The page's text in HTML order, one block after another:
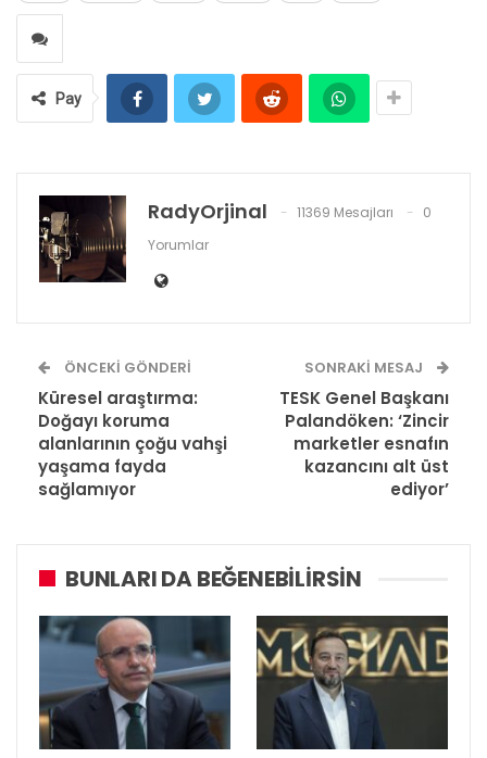
Pay
RadyOrjinal 11369 Mesajları
0
Yorumlar
ÖNCEKI GÖNDERI
Küresel araştırma:
Doğayı koruma
alanlarının çoğu vahşi
yaşama fayda
sağlamıyor
SONRAKI MESAJ
TESK Genel Başkanı
Palandöken: ‘Zincir
marketler esnafın
kazancını alt üst
ediyor’
BUNLARI DA BEĞENEBILIRSIN